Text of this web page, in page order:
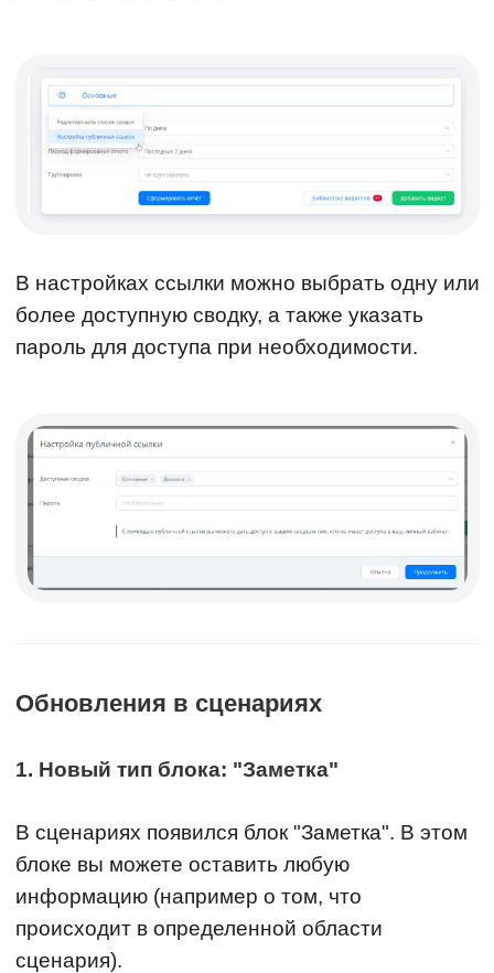
В настройках ссылки можно выбрать одну или
более доступную сводку, а также указать
пароль для доступа при необходимости.
Обновления в сценариях
1. Новый тип блока: "Заметка"
В сценариях появился блок "Заметка". В этом
блоке вы можете оставить любую
информацию (например о том, что
происходит в определенной области
сценария).